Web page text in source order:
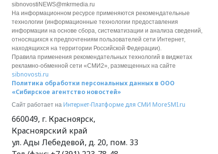
sibnovostiNEWS@mkrmedia.ru
На информационном ресурсе применяются рекомендательные
технологии (информационные технологии предоставления
информации на основе сбора, систематизации и анализа сведений,
относящихся к предпочтениям пользователей сети Интернет,
находящихся на территории Российской Федерации).
Правила применения рекомендательных технологий в виджетах
рекламно-обменной сети «СМИ2», размещенных на сайте
sibnovosti.ru
Политика обработки персональных данных в ООО
«Сибирское агентство новостей»
Сайт работает на Интернет-Платформе для СМИ MoreSMI.ru
660049, г. Красноярск,
Красноярский край
ул. Ады Лебедевой, д. 20, пом. 33